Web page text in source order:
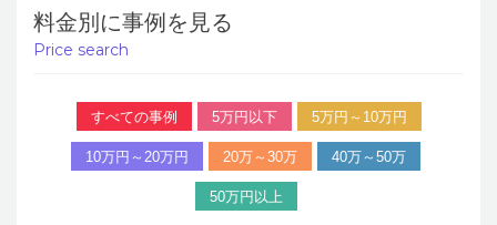
料金別に事例を見る
Price search
すべての事例 5万円以下 5万円～10万円
10万円～20万円 20万～30万 40万～50万
50万円以上